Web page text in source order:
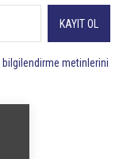
KAYIT OL
bilgilendirme metinlerini